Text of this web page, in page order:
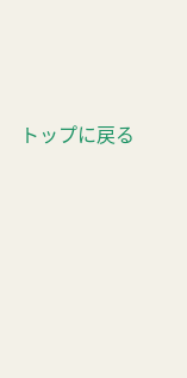
トップに戻る